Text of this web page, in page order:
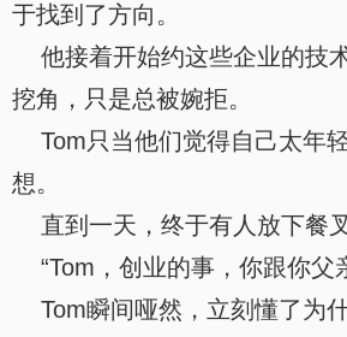
于找到了方向。
他接着开始约这些企业的技
挖角，只是总被婉拒。
Tom只当他们觉得自己太年
想。
直到一天，终于有人放下餐叉
“Tom，创业的事，你跟你父
Tom瞬间哑然，立刻懂了为